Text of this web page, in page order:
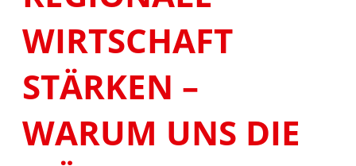
WIRTSCHAFT
STÄRKEN –
WARUM UNS DIE